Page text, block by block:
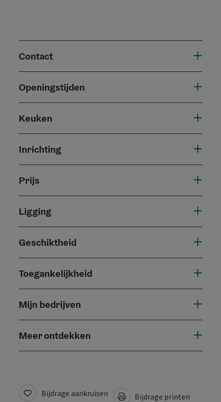
Contact
Openingstijden
Keuken
Inrichting
Prijs
Ligging
Geschiktheid
Toegankelijkheid
Mijn bedrijven
Meer ontdekken
Bijdrage aankruisen Bijdrage printen